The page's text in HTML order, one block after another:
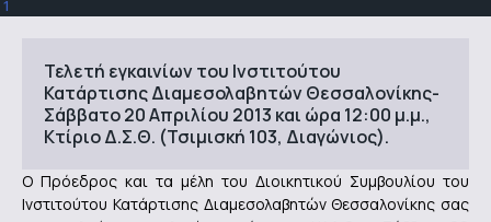
Τελετή εγκαινίων του Ινστιτούτου
Κατάρτισης Διαμεσολαβητών Θεσσαλονίκης-
Σάββατο 20 Απριλίου 2013 και ώρα 12:00 μ.μ.,
Κτίριο Δ.Σ.Θ. (Τσιμισκή 103, Διαγώνιος).
Ο Πρόεδρος και τα μέλη του Διοικητικού Συμβουλίου του
Ινστιτούτου Κατάρτισης Διαμεσολαβητών Θεσσαλονίκης σας